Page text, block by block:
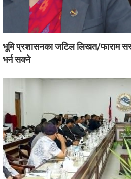
भूमि प्रशासनका जटिल लिखत/फाराम
भर्न सक्ने